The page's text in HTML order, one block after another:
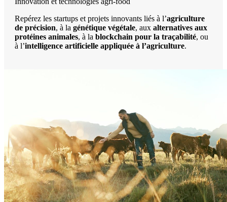
Repérez les startups et projets innovants liés à l’agriculture
de précision, à la génétique végétale, aux alternatives aux
protéines animales, à la blockchain pour la traçabilité, ou
à l’intelligence artificielle appliquée à l’agriculture.